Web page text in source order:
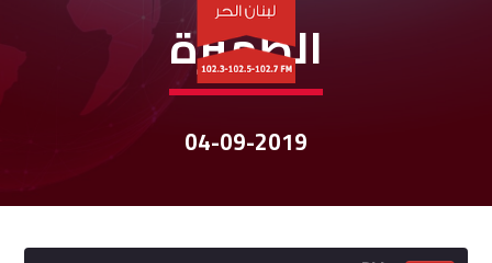
نشرات الأخبار
الظّهيرة
04-09-2019